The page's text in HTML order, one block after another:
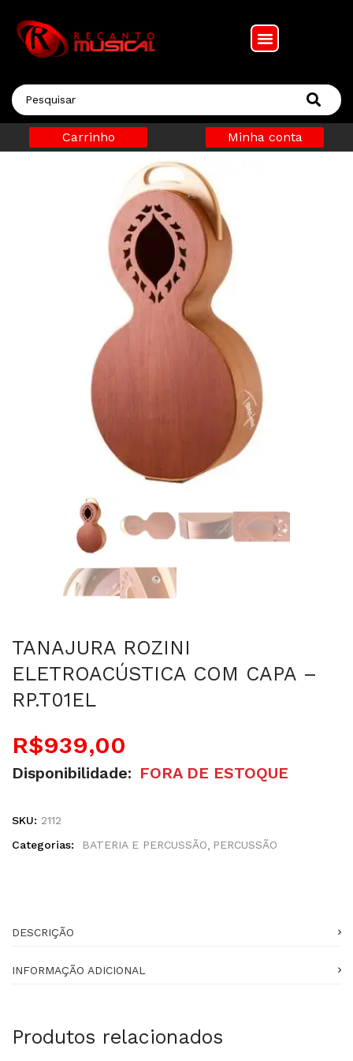
Carrinho Minha conta
TANAJURA ROZINI
ELETROACÚSTICA COM CAPA –
RP.T01EL
R$939,00
Disponibilidade: FORA DE ESTOQUE
SKU: 2112
Categorias:
BATERIA E PERCUSSÃO PERCUSSÃO
DESCRIÇÃO
INFORMAÇÃO ADICIONAL
Produtos relacionados